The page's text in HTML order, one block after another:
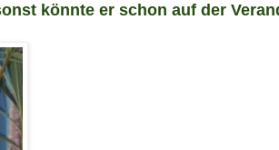
könnte er schon auf der